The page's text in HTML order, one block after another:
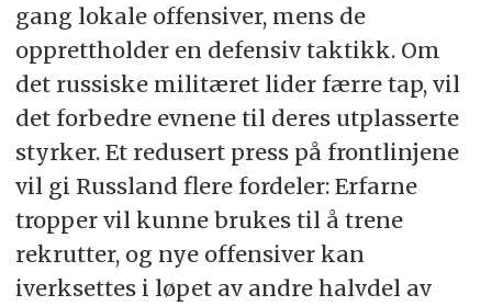
gang lokale offensiver, mens de
opprettholder en defensiv taktikk. Om
det russiske militæret lider færre tap, vil
det forbedre evnene til deres utplasserte
styrker. Et redusert press på frontlinjene
vil gi Russland flere fordeler: Erfarne
tropper vil kunne brukes til å trene
rekrutter, og nye offensiver kan
iverksettes i løpet av andre halvdel av